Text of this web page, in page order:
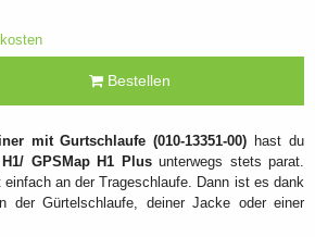
Bestellen
mit Gurtschlaufe (010-13351-00) hast du
GPSMap H1 Plusunterwegs stets parat.
an der Trageschlaufe. Dann ist es dank
der Gürtelschlaufe, deiner Jacke oder einer